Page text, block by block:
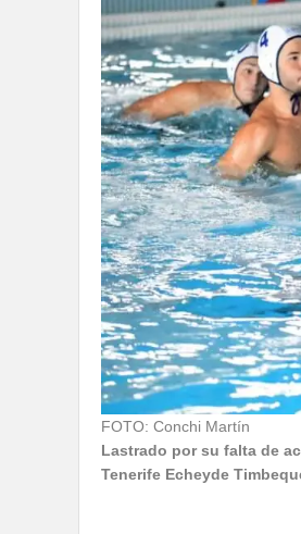
FOTO: Conchi Martín
Lastrado por su falta de
Tenerife Echeyde